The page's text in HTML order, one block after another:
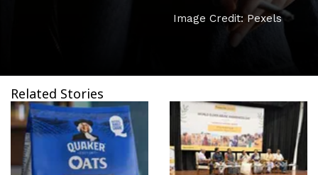
Image Credit: Pexels
Related Stories